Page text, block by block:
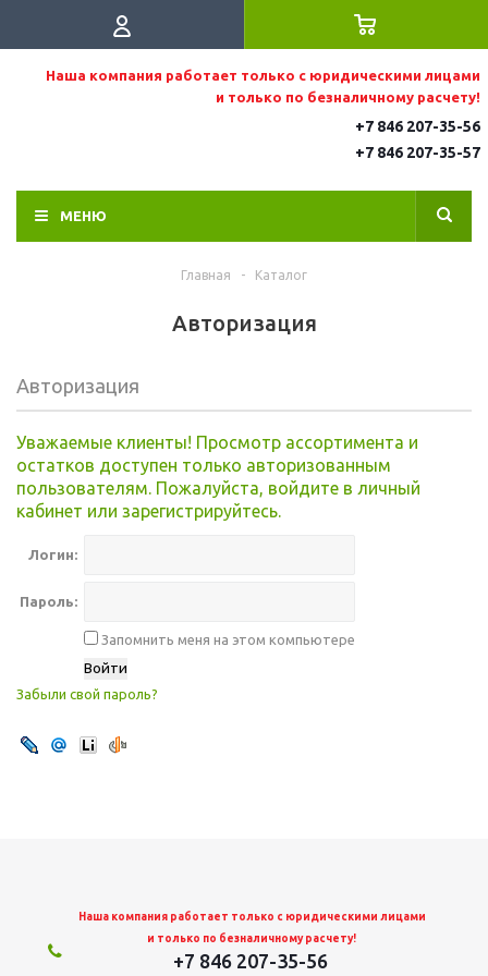
Наша компания работает только с юридическими лицами
и только по безналичному расчету!
+7 846 207-35-56
+7 846 207-35-57
МЕНЮ
Главная - Каталог
Авторизация
Авторизация
Уважаемые клиенты! Просмотр ассортимента и
остатков доступен только авторизованным
пользователям. Пожалуйста, войдите в личный
кабинет или зарегистрируйтесь.
Логин:
Пароль:
Запомнить меня на этом компьютере
Забыли свой пароль?
Наша компания работает только с юридическими лицами
и только по безналичному расчету!
+7 846 207-35-56